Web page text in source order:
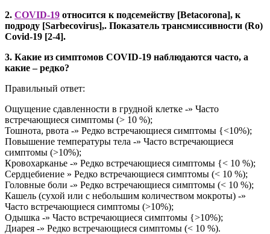
2. COVID-19 относится к подсемейству [Betacorona], к
подроду [Sarbecovirus],. Показатель трансмиссивности (Ro)
Covid-19 [2-4].
3. Какие из симптомов COVID-19 наблюдаются часто, а
какие – редко?
Правильный ответ:
Ощущение сдавленности в грудной клетке -» Часто
встречающиеся симптомы (> 10 %);
Тошнота, рвота -» Редко встречающиеся симптомы {<10%);
Повышение температуры тела -» Часто встречающиеся
симптомы (>10%);
Кровохарканье -» Редко встречающиеся симптомы {< 10 %);
Сердцебиение » Редко встречающиеся симптомы (< 10 %);
Головные боли -» Редко встречающиеся симптомы (< 10 %);
Кашель (сухой или с небольшим количеством мокроты) -»
Часто встречающиеся симптомы (>10%);
Одышка -» Часто встречающиеся симптомы {>10%);
Диарея -» Редко встречающиеся симптомы (< 10 %).